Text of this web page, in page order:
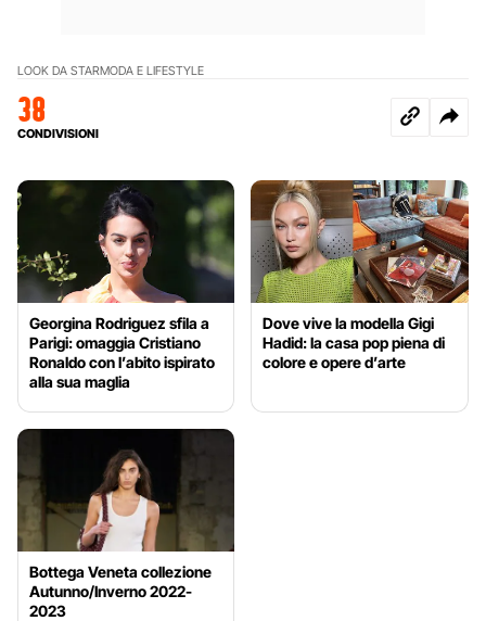
LOOK DA STARMODA E LIFESTYLE
38
CONDIVISIONI
Georgina Rodriguez sfila a
Parigi: omaggia Cristiano
Ronaldo con l’abito ispirato
alla sua maglia
Dove vive la modella Gigi
Hadid: la casa pop piena di
colore e opere d’arte
Bottega Veneta collezione
Autunno/Inverno 2022-
2023